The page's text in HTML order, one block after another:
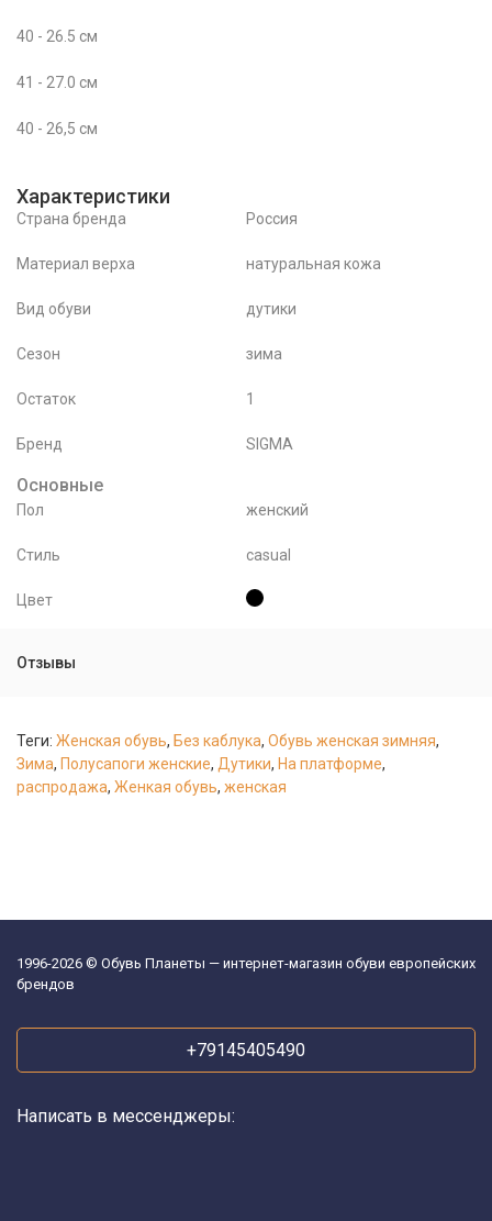
40 - 26.5 см
41 - 27.0 см
40 - 26,5 см
Характеристики
Страна бренда Россия
Материал верха натуральная кожа
Вид обуви дутики
Сезон зима
Остаток 1
Бренд SIGMA
Основные
Пол женский
Стиль casual
Цвет
Отзывы
Теги: Женская обувь, Без каблука, Обувь женская зимняя,
Зима, Полусапоги женские, Дутики, На платформе,
распродажа, Женкая обувь, женская
1996-2026 © Обувь Планеты — интернет-магазин обуви европейских
брендов
+79145405490
Написать в мессенджеры: